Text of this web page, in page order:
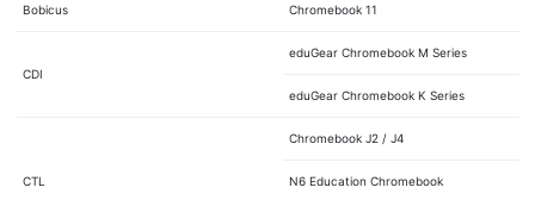
Bobicus Chromebook 11
CDI
eduGear Chromebook M Series
eduGear Chromebook K Series
CTL
Chromebook J2 / J4
N6 Education Chromebook